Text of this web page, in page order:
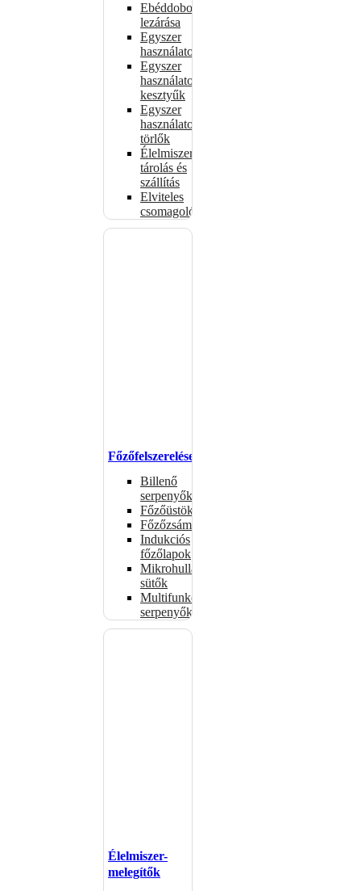
Ebéddobozok
lezárása
Egyszer
használatos
Egyszer
használatos
kesztyűk
Egyszer
használatos
törlők
Élelmiszer-
tárolás és
szállítás
Elviteles
csomagolóanyagok
Főzőfelszerelések
Billenő
serpenyők
Főzőüstök
Főzőzsámolyok
Indukciós
főzőlapok
Mikrohullámú
sütők
Multifunkciós
serpenyők
Élelmiszer-
melegítők